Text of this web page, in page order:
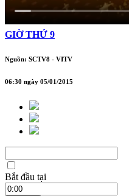
GIỜ THỨ 9
Nguồn: SCTV8 - VITV
06:30 ngày 05/01/2015
Bắt đầu tại